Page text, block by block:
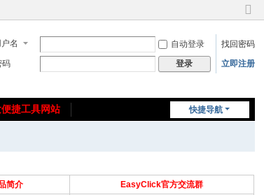
切
到
窄
名 自动登录
找回密码
码
登录 立即注册
快捷导航
捷工具网站
简介
EasyClick官方交流群